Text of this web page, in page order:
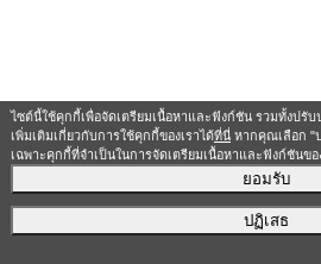
ไซต์นี้ใช้คุกกี้เพื่อจัดเตรียมเนื้อหาและฟังก์ชัน รวมทั้งป
เพิ่มเติมเกี่ยวกับการใช้คุกกี้ของเราได้ที่นี่หากคุณเลือก "
เฉพาะคุกกี้ที่จำเป็นในการจัดเตรียมเนื้อหาและฟังก์ชันขอ
ยอมรับ
ปฏิเสธ